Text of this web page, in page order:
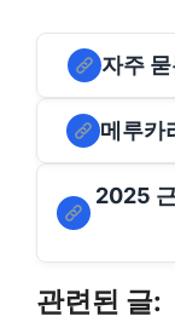
자주
메루카
2025
관련된 글: